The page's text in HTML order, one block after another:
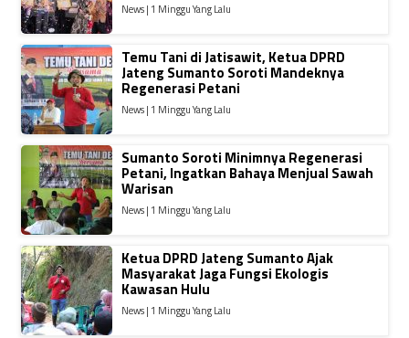
News | 1 Minggu Yang Lalu
Temu Tani di Jatisawit, Ketua DPRD
Jateng Sumanto Soroti Mandeknya
Regenerasi Petani
News | 1 Minggu Yang Lalu
Sumanto Soroti Minimnya Regenerasi
Petani, Ingatkan Bahaya Menjual Sawah
Warisan
News | 1 Minggu Yang Lalu
Ketua DPRD Jateng Sumanto Ajak
Masyarakat Jaga Fungsi Ekologis
Kawasan Hulu
News | 1 Minggu Yang Lalu